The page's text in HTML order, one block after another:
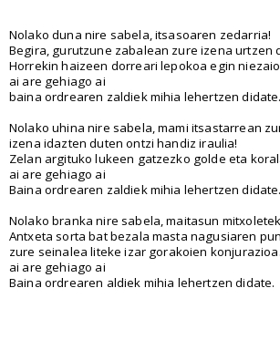
Nolako duna nire sabela, itsasoaren zedarria!
Begira, gurutzune zabalean zure izena urtzen
Horrekin haizeen dorreari lepokoa egin
ai are gehiago ai
baina ordrearen zaldiek mihia lehertzen didate.
Nolako uhina nire sabela, mami itsastarrean
izena idazten duten ontzi handiz iraulia!
Zelan argituko lukeen gatzezko golde eta
ai are gehiago ai
Baina ordrearen zaldiek mihia lehertzen didate.
Nolako branka nire sabela, maitasun
Antxeta sorta bat bezala masta nagusiaren
zure seinalea liteke izar gorakoien konjurazioa.
ai are gehiago ai
Baina ordrearen aldiek mihia lehertzen didate.